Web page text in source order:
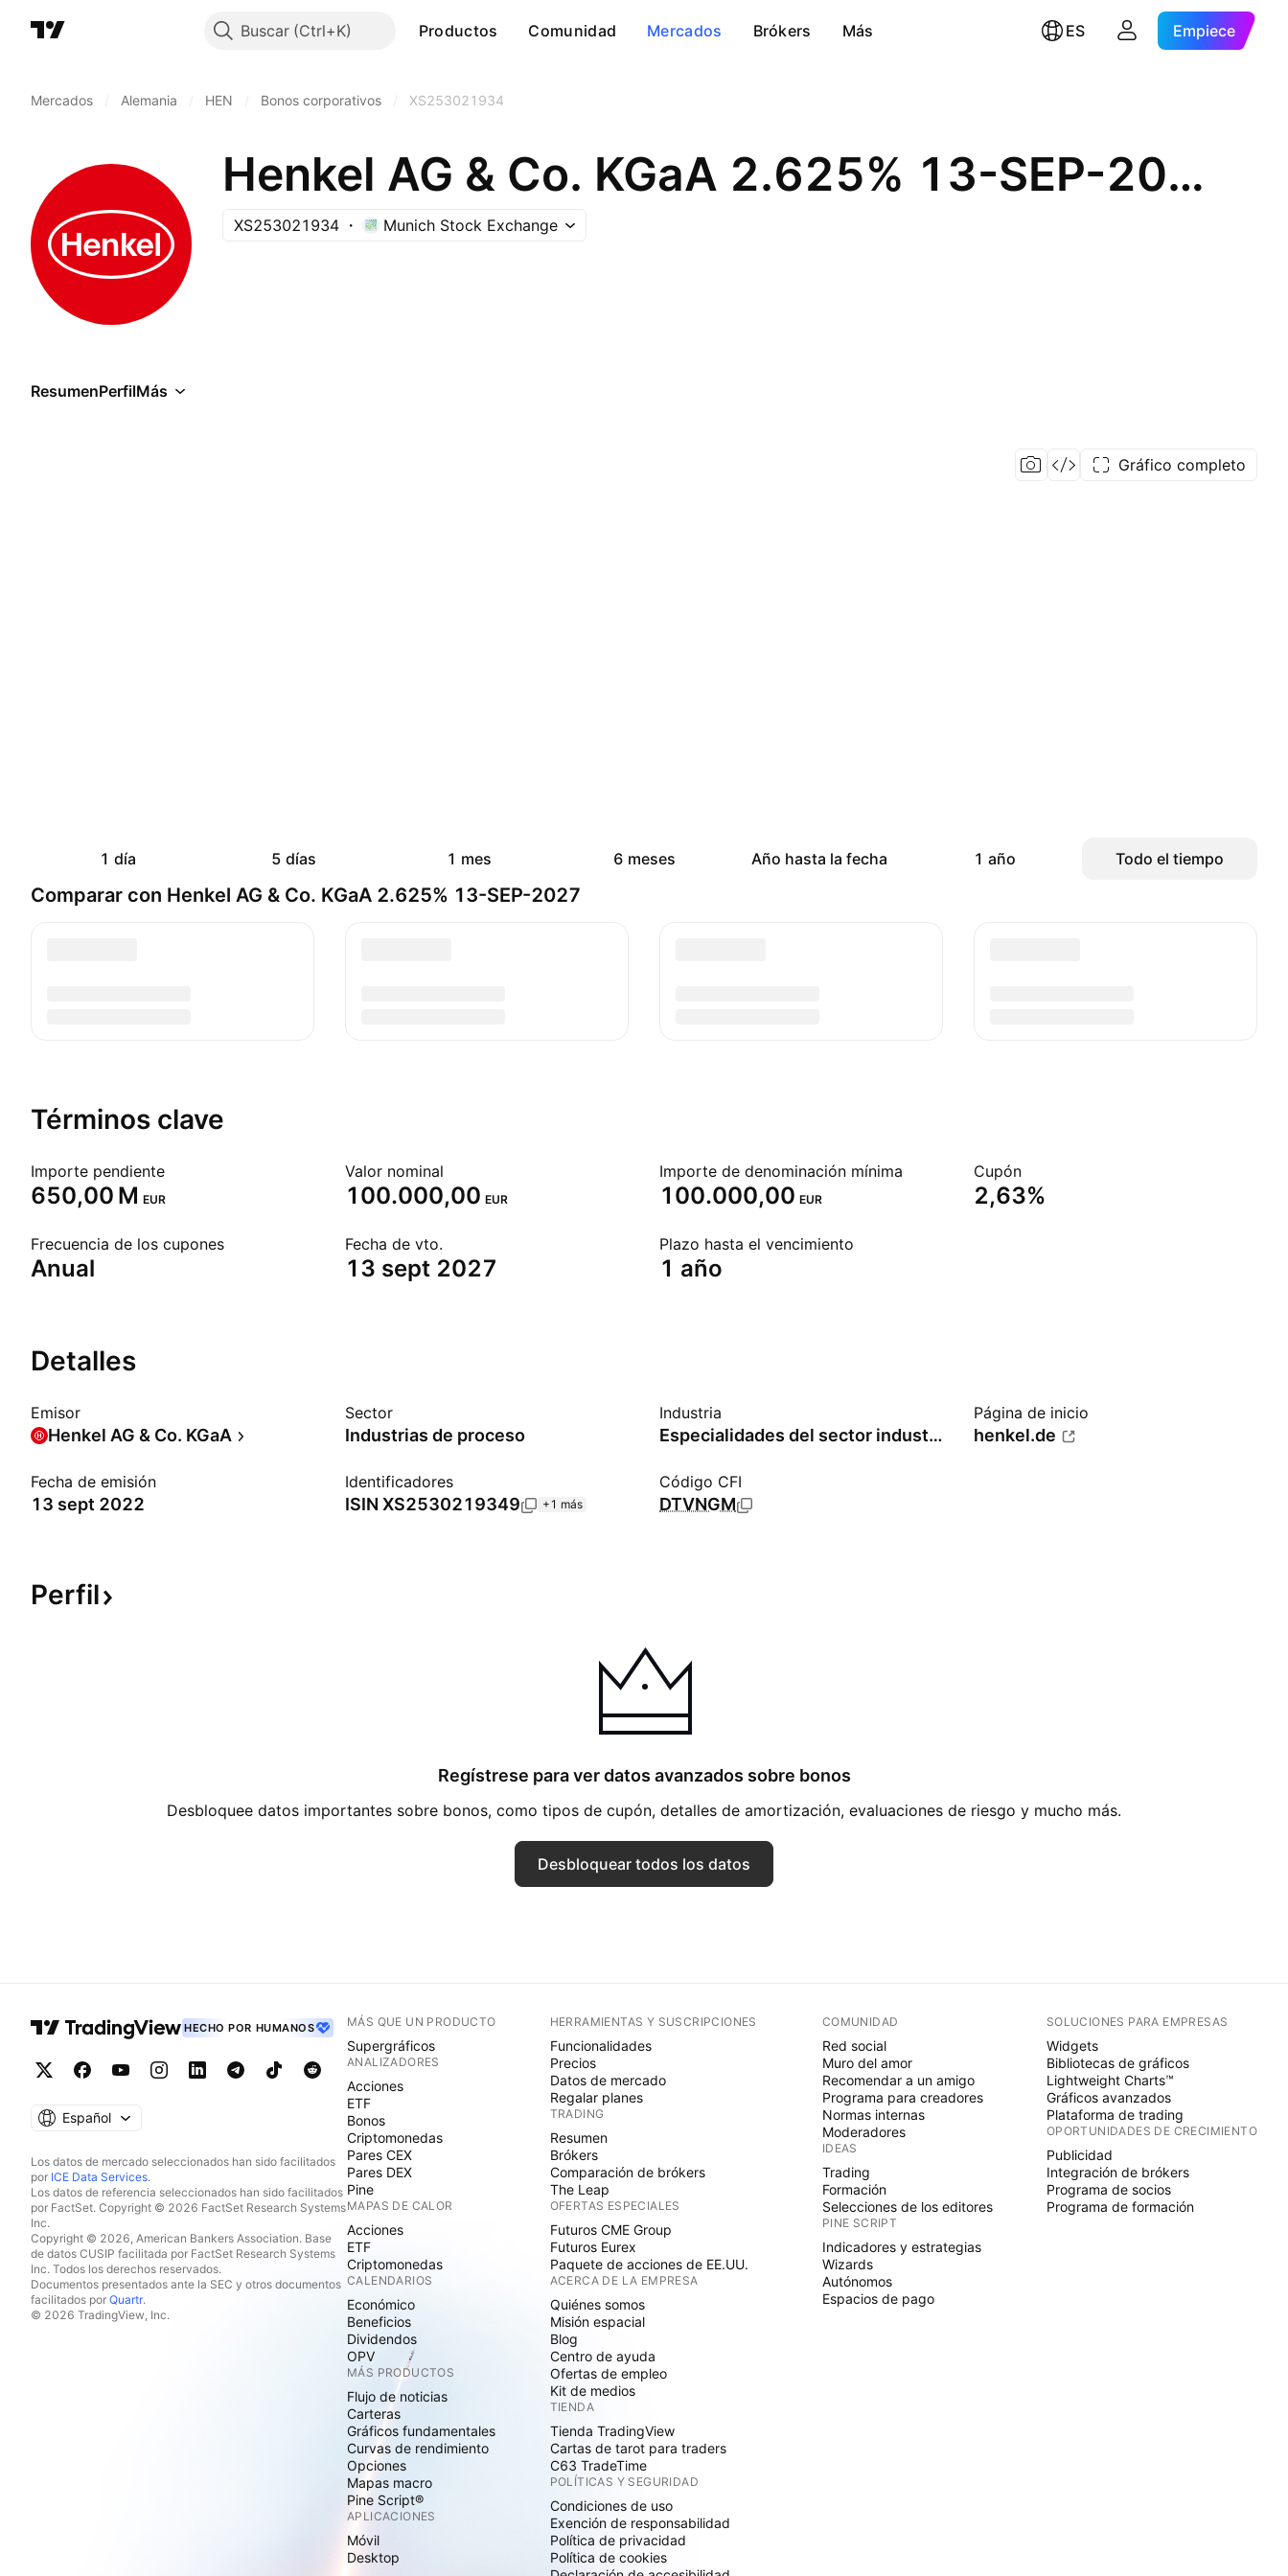
Buscar Productos Comunidad Mercados Brókers Más ES Empiece
Mercados Alemania HEN Bonos corporativos XS253021934
Henkel AG & Co. KGaA 2.625% 13-SEP-2027
XS253021934 Munich Stock Exchange
ResumenPerfilMás
Gráfico completo
1 día 5 días 1 mes 6 meses Año hasta la fecha 1 año Todo el tiempo
Comparar con Henkel AG & Co. KGaA 2.625% 13-SEP-2027
Términos clave
Importe pendiente
‪650,00 M‬ EUR
Valor nominal
100.000,00 EUR
Importe de denominación mínima
100.000,00 EUR
Cupón
2,63%
Frecuencia de los cupones
Anual
Fecha de vto.
13 sept 2027
Plazo hasta el vencimiento
1 año
Detalles
Emisor
Henkel AG & Co. KGaA
Sector
Industrias de proceso
Industria
Especialidades del sector industrial
Página de inicio
henkel.de
Fecha de emisión
13 sept 2022
Identificadores
ISIN XS2530219349 +1 más
Código CFI
DTVNGM
Perfil
Regístrese para ver datos avanzados sobre bonos
Desbloquee datos importantes sobre bonos, como tipos de cupón, detalles de amortización, evaluaciones de riesgo y mucho más.
Desbloquear todos los datos
HECHO POR HUMANOS
Español
Los datos de mercado seleccionados han sido facilitados
por ICE Data Services.
Los datos de referencia seleccionados han sido facilitados
por FactSet. Copyright © 2026 FactSet Research Systems
Inc.
Copyright © 2026, American Bankers Association. Base
de datos CUSIP facilitada por FactSet Research Systems
Inc. Todos los derechos reservados.
Documentos presentados ante la SEC y otros documentos
facilitados por Quartr.
© 2026 TradingView, Inc.
MÁS QUE UN PRODUCTO
Supergráficos
ANALIZADORES
Acciones
ETF
Bonos
Criptomonedas
Pares CEX
Pares DEX
Pine
MAPAS DE CALOR
Acciones
ETF
Criptomonedas
CALENDARIOS
Económico
Beneficios
Dividendos
OPV
MÁS PRODUCTOS
Flujo de noticias
Carteras
Gráficos fundamentales
Curvas de rendimiento
Opciones
Mapas macro
Pine Script®
APLICACIONES
Móvil
Desktop
HERRAMIENTAS Y SUSCRIPCIONES
Funcionalidades
Precios
Datos de mercado
Regalar planes
TRADING
Resumen
Brókers
Comparación de brókers
The Leap
OFERTAS ESPECIALES
Futuros CME Group
Futuros Eurex
Paquete de acciones de EE.UU.
ACERCA DE LA EMPRESA
Quiénes somos
Misión espacial
Blog
Centro de ayuda
Ofertas de empleo
Kit de medios
TIENDA
Tienda TradingView
Cartas de tarot para traders
C63 TradeTime
POLÍTICAS Y SEGURIDAD
Condiciones de uso
Exención de responsabilidad
Política de privacidad
Política de cookies
COMUNIDAD
Red social
Muro del amor
Recomendar a un amigo
Programa para creadores
Normas internas
Moderadores
IDEAS
Trading
Formación
Selecciones de los editores
PINE SCRIPT
Indicadores y estrategias
Wizards
Autónomos
Espacios de pago
SOLUCIONES PARA EMPRESAS
Widgets
Bibliotecas de gráficos
Lightweight Charts™
Gráficos avanzados
Plataforma de trading
OPORTUNIDADES DE CRECIMIENTO
Publicidad
Integración de brókers
Programa de socios
Programa de formación